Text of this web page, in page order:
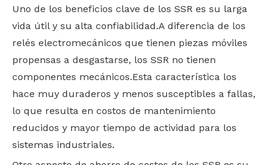
Uno de los beneficios clave de los SSR es su larga
vida útil y su alta confiabilidad.A diferencia de los
relés electromecánicos que tienen piezas móviles
propensas a desgastarse, los SSR no tienen
componentes mecánicos.Esta característica los
hace muy duraderos y menos susceptibles a fallas,
lo que resulta en costos de mantenimiento
reducidos y mayor tiempo de actividad para los
sistemas industriales.